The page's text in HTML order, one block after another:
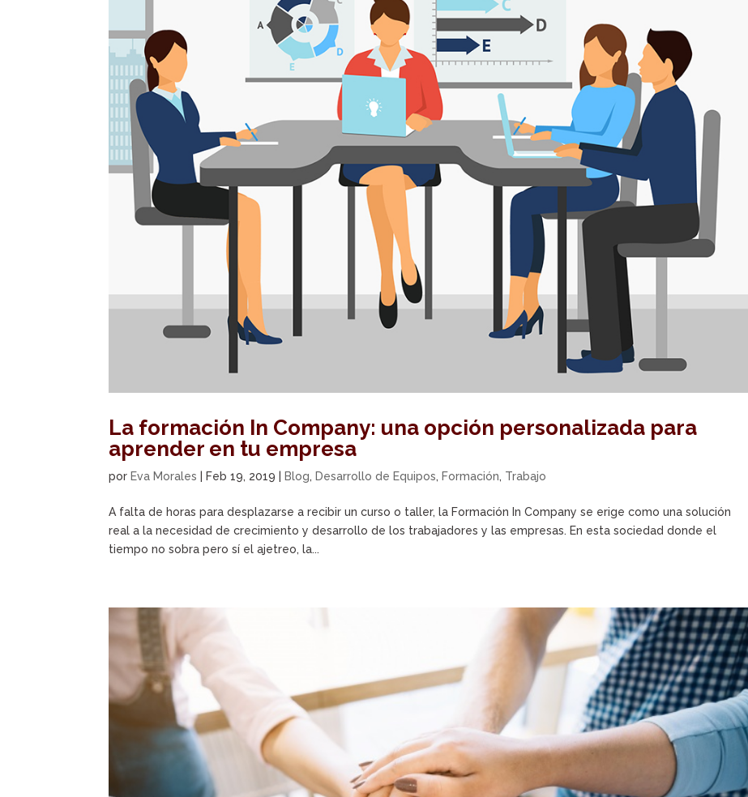
La formación In Company: una opción personalizada para
aprender en tu empresa
por Eva Morales Feb 19, 2019 Blog, Desarrollo de Equipos, Formación, Trabajo
A falta de horas para desplazarse a recibir un curso o taller, la Formación In Company se erige como una solución
real a la necesidad de crecimiento y desarrollo de los trabajadores y las empresas. En esta sociedad donde el
tiempo no sobra pero sí el ajetreo, la...